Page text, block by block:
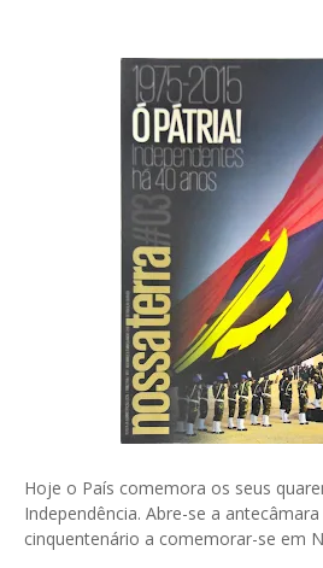
Hoje o País comemora os seus
Independência. Abre-se a
cinquentenário a comemorar-se em